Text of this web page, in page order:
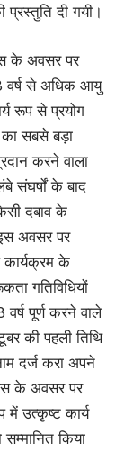
प्रस्तुति दी गयी।
के अवसर पर
वर्ष से अधिक आयु
रूप से प्रयोग
सबसे बड़ा
करने वाला
संघर्षों के बाद
दबाव के
अवसर पर
कार्यक्रम के
गतिविधियों
वर्ष पूर्ण करने वाले
की पहली तिथि
दर्ज करा अपने
के अवसर पर
में उत्कृष्ट कार्य
किया